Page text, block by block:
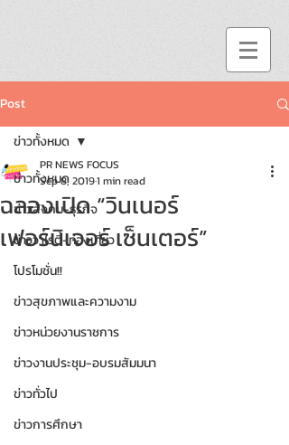
Post
ข่าวทั้งหมด
ข่าวสังคม-ธุรกิจ
ข่าววาไรตี้-ท่องเที่ยว
โปรโมชั่น!!
ข่าวสุขภาพและความงาม
ข่าวหน่วยงานราชการ
ข่าวงานประชุม-อบรมสัมมนา
ข่าวทั่วไป
ข่าวการศึกษา
ข่าวทั้งหมด
ฉลองเปิด “วินเนอร์
เฟอร์นิเจอร์ เซ็นเตอร์”
PR NEWS FOCUS
Sep 8, 20191 min read